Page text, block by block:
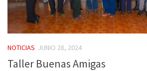
NOTICIAS JUNIO 28, 2024
Taller Buenas Amigas